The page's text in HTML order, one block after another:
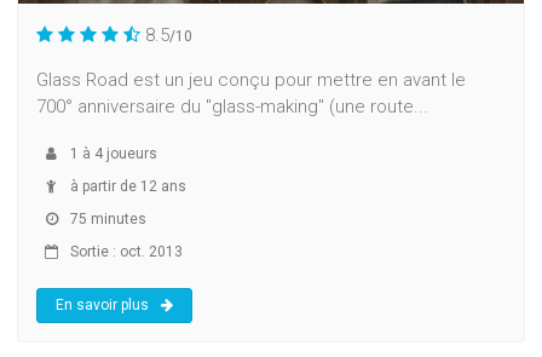
8.5/10
Glass Road est un jeu conçu pour mettre en avant le
700° anniversaire du "glass-making" (une route...
1 à 4 joueurs
à partir de 12 ans
75 minutes
Sortie : oct. 2013
En savoir plus